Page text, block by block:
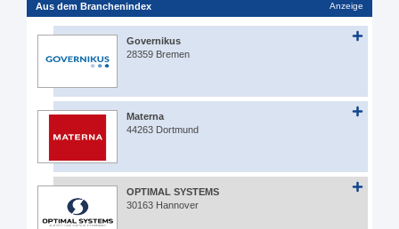
Aus dem Branchenindex Anzeige
Governikus
28359 Bremen
Materna
44263 Dortmund
OPTIMAL SYSTEMS
30163 Hannover